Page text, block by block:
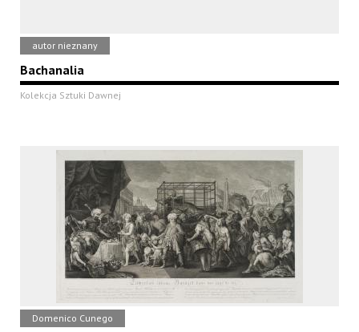
autor nieznany
Bachanalia
Kolekcja Sztuki Dawnej
Domenico Cunego